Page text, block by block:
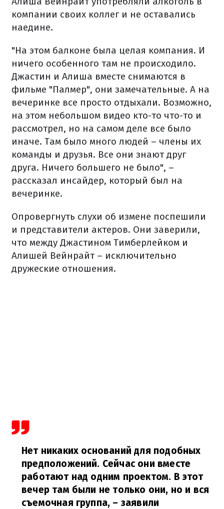
компании своих коллег и не оставались
наедине.
"На этом балконе была целая компания. И
ничего особенного там не происходило.
Джастин и Алиша вместе снимаются в
фильме "Палмер", они замечательные. А на
вечеринке все просто отдыхали. Возможно,
на этом небольшом видео кто-то что-то и
рассмотрел, но на самом деле все было
иначе. Там было много людей – члены их
команды и друзья. Все они знают друг
друга. Ничего большего не было", –
рассказал инсайдер, который был на
вечеринке.
Опровергнуть слухи об измене поспешили
и представители актеров. Они заверили,
что между Джастином Тимберлейком и
Алишей Вейнрайт – исключительно
дружеские отношения.
Нет никаких оснований для подобных
предположений. Сейчас они вместе
работают над одним проектом. В этот
вечер там были не только они, но и вся
съемочная группа, – заявили